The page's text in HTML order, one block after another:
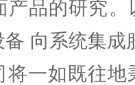
产品的研究
备 向系统集成
将一如既往地